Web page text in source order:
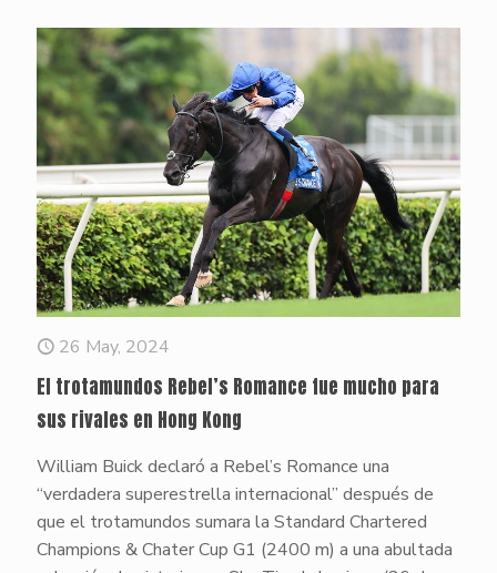
26 May, 2024
El trotamundos Rebel’s Romance fue mucho para
sus rivales en Hong Kong
William Buick declaró a Rebel’s Romance una
“verdadera superestrella internacional” después de
que el trotamundos sumara la Standard Chartered
Champions & Chater Cup G1 (2400 m) a una abultada